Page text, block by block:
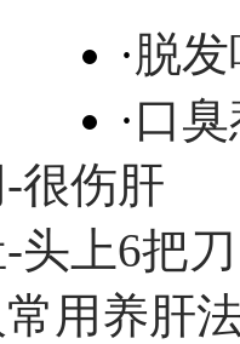
·脱
·口
很伤肝
头上6把刀
用养肝